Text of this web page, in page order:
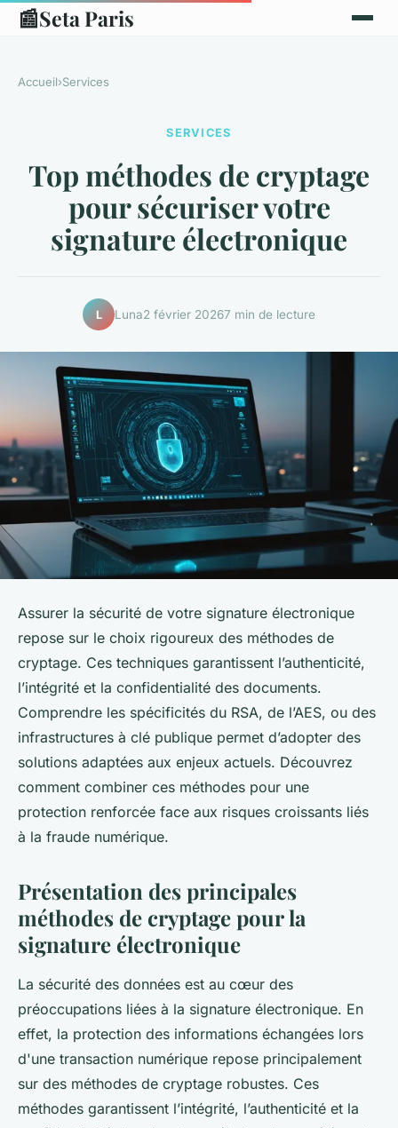
📰Seta Paris
Accueil›Services
SERVICES
Top méthodes de cryptage
pour sécuriser votre
signature électronique
L Luna2 février 20267 min de lecture
Assurer la sécurité de votre signature électronique
repose sur le choix rigoureux des méthodes de
cryptage. Ces techniques garantissent l’authenticité,
l’intégrité et la confidentialité des documents.
Comprendre les spécificités du RSA, de l’AES, ou des
infrastructures à clé publique permet d’adopter des
solutions adaptées aux enjeux actuels. Découvrez
comment combiner ces méthodes pour une
protection renforcée face aux risques croissants liés
à la fraude numérique.
Présentation des principales
méthodes de cryptage pour la
signature électronique
La sécurité des données est au cœur des
préoccupations liées à la signature électronique. En
effet, la protection des informations échangées lors
d'une transaction numérique repose principalement
sur des méthodes de cryptage robustes. Ces
méthodes garantissent l’intégrité, l’authenticité et la